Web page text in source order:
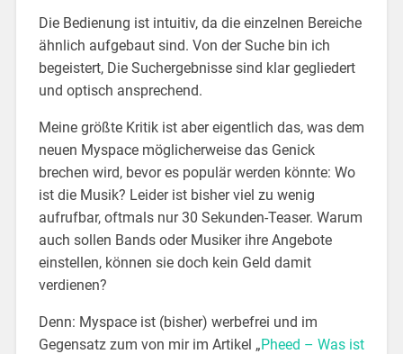
Die Bedienung ist intuitiv, da die einzelnen Bereiche
ähnlich aufgebaut sind. Von der Suche bin ich
begeistert, Die Suchergebnisse sind klar gegliedert
und optisch ansprechend.
Meine größte Kritik ist aber eigentlich das, was dem
neuen Myspace möglicherweise das Genick
brechen wird, bevor es populär werden könnte: Wo
ist die Musik? Leider ist bisher viel zu wenig
aufrufbar, oftmals nur 30 Sekunden-Teaser. Warum
auch sollen Bands oder Musiker ihre Angebote
einstellen, können sie doch kein Geld damit
verdienen?
Denn: Myspace ist (bisher) werbefrei und im
Gegensatz zum von mir im Artikel „Pheed – Was ist